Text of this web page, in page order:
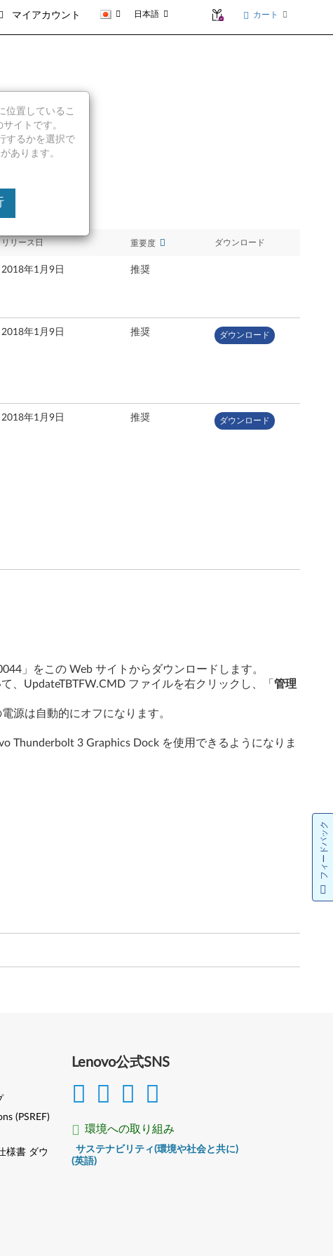
マイアカウント 日本語 カート
リリース日 重要度 ダウンロード
2018年1月9日 推奨
2018年1月9日 推奨 ダウンロード
2018年1月9日 推奨 ダウンロード
」をこの Web サイトからダウンロードします。
、UpdateTBTFW.CMD ファイルを右クリックし、「 管理
源は自動的にオフになります。
Thunderbolt 3 Graphics Dock を使用できるようになりま
Lenovo公式SNS
環境への取り組み
サステナビリティ(環境や社会と共に)
(英語)
位置しているこ
イトです。
するかを選択で
あります。
(PSREF)
様書 ダウ
フィードバック